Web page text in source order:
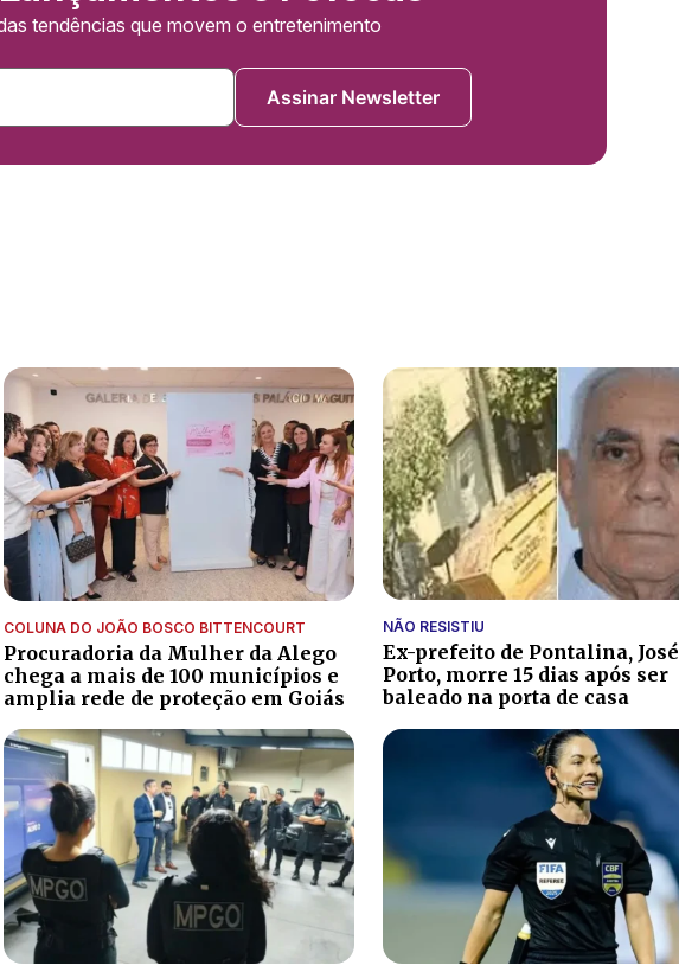
tendências que movem o entretenimento
Assinar Newsletter
COLUNA DO JOÃO BOSCO BITTENCOURT
Procuradoria da Mulher da Alego
chega a mais de 100 municípios e
amplia rede de proteção em Goiás
NÃO RESISTIU
Ex-prefeito de Pontalina, José
Porto, morre 15 dias após ser
baleado na porta de casa